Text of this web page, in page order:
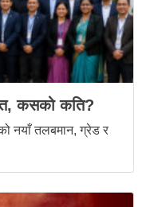
कसको कति?
नयाँ तलबमान, ग्रेड र